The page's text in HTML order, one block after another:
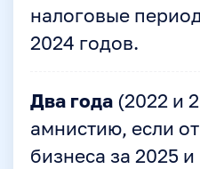
налоговые
2024 годов.
Два года(2022 и
амнистию, если
бизнеса за 2025